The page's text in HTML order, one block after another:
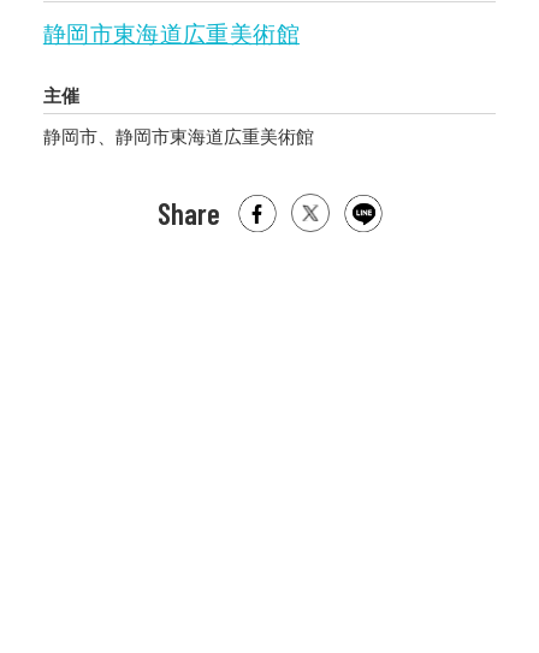
静岡市東海道広重美術館
主催
静岡市、静岡市東海道広重美術館
Share